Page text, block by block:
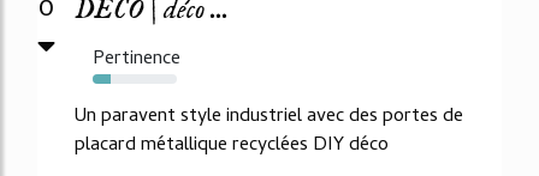
0
DECO | déco ...
Pertinence
22%
Un paravent style industriel avec des portes de
placard métallique recyclées DIY déco